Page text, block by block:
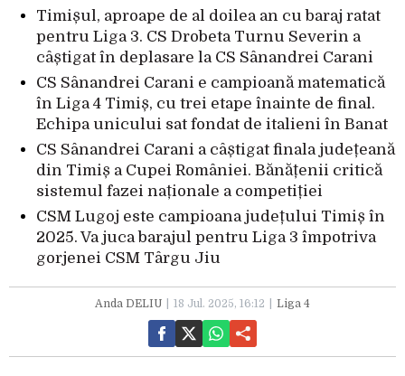
Timișul, aproape de al doilea an cu baraj ratat
pentru Liga 3. CS Drobeta Turnu Severin a
câștigat în deplasare la CS Sânandrei Carani
CS Sânandrei Carani e campioană matematică
în Liga 4 Timiș, cu trei etape înainte de final.
Echipa unicului sat fondat de italieni în Banat
CS Sânandrei Carani a câștigat finala județeană
din Timiș a Cupei României. Bănățenii critică
sistemul fazei naționale a competiției
CSM Lugoj este campioana județului Timiș în
2025. Va juca barajul pentru Liga 3 împotriva
gorjenei CSM Târgu Jiu
Anda DELIU 18 Jul. 2025, 16:12 Liga 4